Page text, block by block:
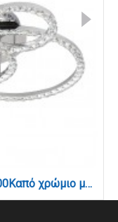
Πλαφονίερα οροφής LED 72W 4000Kαπό χρώμιο μέταλλο και κρύσταλλα D:80cm (6038)